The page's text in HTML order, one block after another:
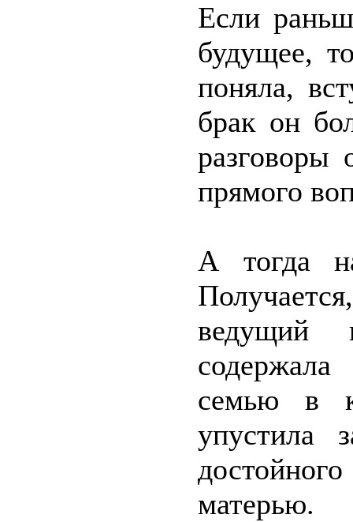
Если
будущее,
поняла,
брак он
разговоры
прямого
А тогда
ведущий
семью в
упустила
матерью.